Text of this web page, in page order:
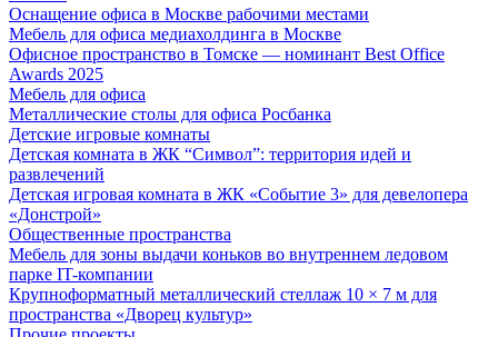
Оснащение офиса в Москве рабочими местами
Мебель для офиса медиахолдинга в Москве
Офисное пространство в Томске — номинант Best Office
Awards 2025
Мебель для офиса
Металлические столы для офиса Росбанка
Детские игровые комнаты
Детская комната в ЖК “Символ”: территория идей и
развлечений
Детская игровая комната в ЖК «Событие 3» для девелопера
«Донстрой»
Общественные пространства
Мебель для зоны выдачи коньков во внутреннем ледовом
парке IT-компании
Крупноформатный металлический стеллаж 10 × 7 м для
пространства «Дворец культур»